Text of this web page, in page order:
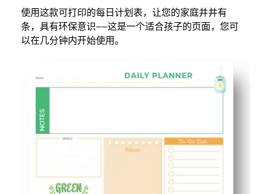
使用这款可打印的每日计划表，让您的家庭井井有
条，具有环保意识——这是一个适合孩子的页面，您可
以在几分钟内开始使用。
简洁、适合孩子的布局可帮助您一目了然地查看优先
养成环保习惯变得简单——你可以设定每日环保目标，